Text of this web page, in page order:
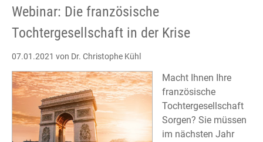
Webinar: Die französische
Tochtergesellschaft in der Krise
07.01.2021 von Dr. Christophe Kühl
Macht Ihnen Ihre
französische
Tochtergesellschaft
Sorgen? Sie müssen
im nächsten Jahr